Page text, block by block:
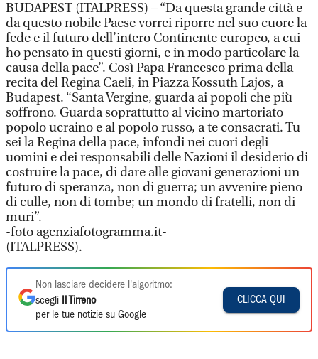
BUDAPEST (ITALPRESS) – “Da questa grande città e
da questo nobile Paese vorrei riporre nel suo cuore la
fede e il futuro dell’intero Continente europeo, a cui
ho pensato in questi giorni, e in modo particolare la
causa della pace”. Così Papa Francesco prima della
recita del Regina Caeli, in Piazza Kossuth Lajos, a
Budapest. “Santa Vergine, guarda ai popoli che più
soffrono. Guarda soprattutto al vicino martoriato
popolo ucraino e al popolo russo, a te consacrati. Tu
sei la Regina della pace, infondi nei cuori degli
uomini e dei responsabili delle Nazioni il desiderio di
costruire la pace, di dare alle giovani generazioni un
futuro di speranza, non di guerra; un avvenire pieno
di culle, non di tombe; un mondo di fratelli, non di
muri”.
-foto agenziafotogramma.it-
(ITALPRESS).
Non lasciare decidere l'algoritmo:
scegli
Il Tirreno
per le tue notizie su Google
CLICCA QUI